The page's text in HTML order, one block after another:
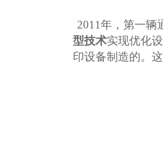
2011年，第一辆
型技术实现优化
印设备制造的。